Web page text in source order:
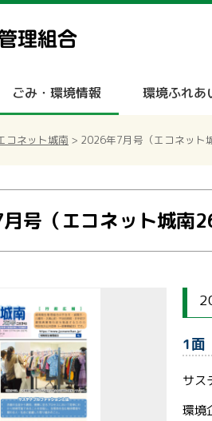
ごみ・環境情報 環境ふれあ
コネット城南 > 2026年7月号（エコネット
号（エコネット城南
1面
サス
環境